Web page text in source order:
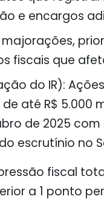
e encargos
fiscais que
do IR):
até R$ 5.000
de 2025
escrutínio no
fiscal
a 1 ponto